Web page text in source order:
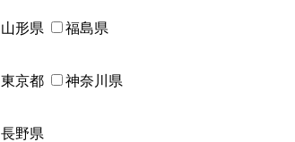
山形県 福島県
東京都 神奈川県
長野県